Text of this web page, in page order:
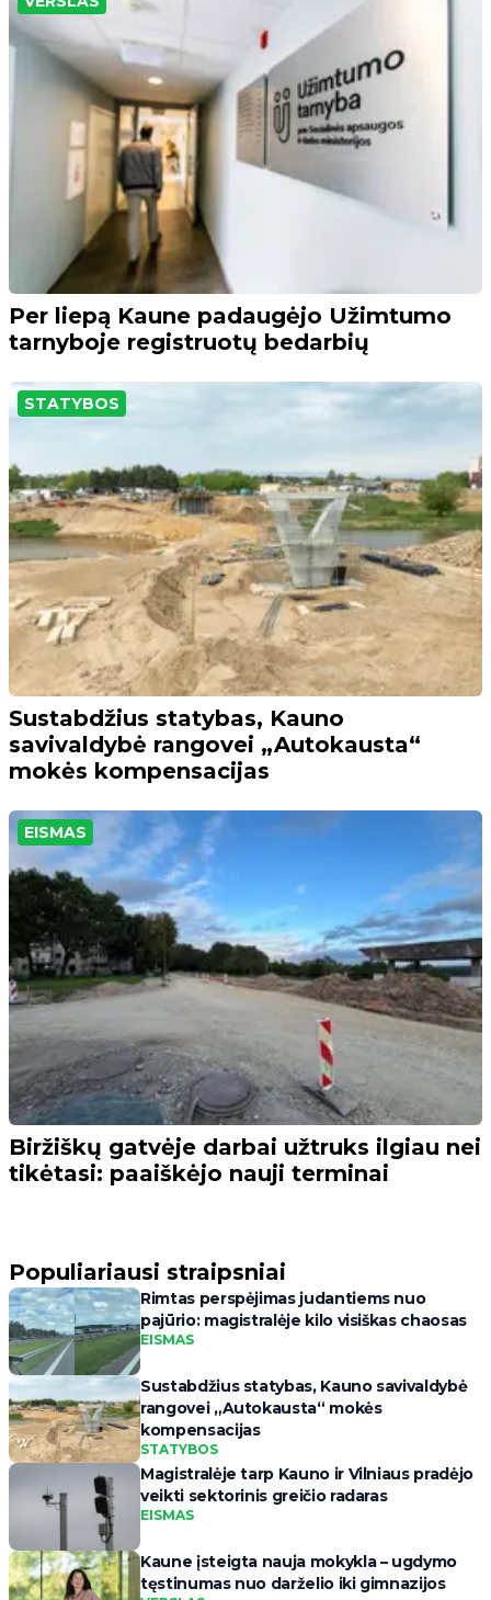
Per liepą Kaune padaugėjo Užimtumo
tarnyboje registruotų bedarbių
STATYBOS
Sustabdžius statybas, Kauno
savivaldybė rangovei „Autokausta“
mokės kompensacijas
EISMAS
Biržiškų gatvėje darbai užtruks ilgiau nei
tikėtasi: paaiškėjo nauji terminai
Populiariausi straipsniai
Rimtas perspėjimas judantiems nuo
pajūrio: magistralėje kilo visiškas chaosas
EISMAS
Sustabdžius statybas, Kauno savivaldybė
rangovei „Autokausta“ mokės
kompensacijas
STATYBOS
Magistralėje tarp Kauno ir Vilniaus pradėjo
veikti sektorinis greičio radaras
EISMAS
Kaune įsteigta nauja mokykla – ugdymo
tęstinumas nuo darželio iki gimnazijos